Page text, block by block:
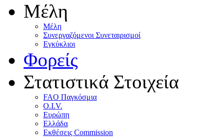
Μέλη
Mέλη
Συνεργαζόμενοι Συνεταιρισμοί
Εγκύκλιοι
Φορείς
Στατιστικά Στοιχεία
FAO Παγκόσμια
O.I.V.
Ευρώπη
Ελλάδα
Eκθέσεις Commission